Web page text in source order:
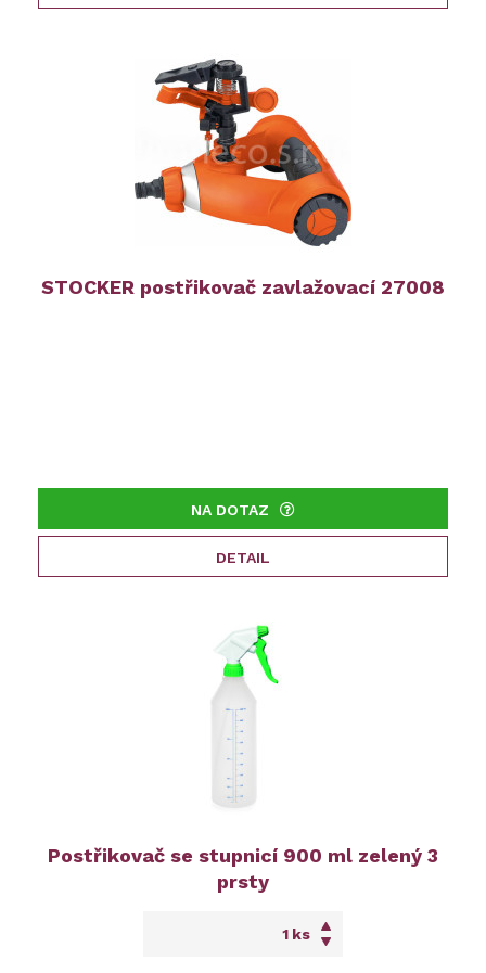
STOCKER postřikovač zavlažovací 27008
NA DOTAZ
DETAIL
Postřikovač se stupnicí 900 ml zelený 3
prsty
ks